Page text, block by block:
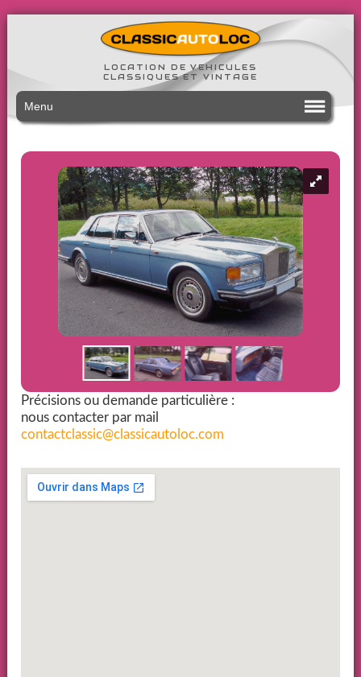
LOCATION DE VEHICULES
CLASSIQUES ET VINTAGE
Menu
Précisions ou demande particulière :
nous contacter par mail
contactclassic@classicautoloc.com